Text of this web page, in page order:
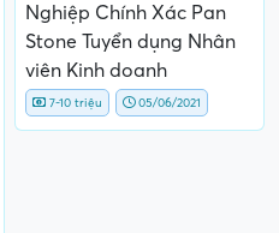
Nghiệp Chính Xác Pan
Stone Tuyển dụng Nhân
viên Kinh doanh
7-10 triệu 05/06/2021